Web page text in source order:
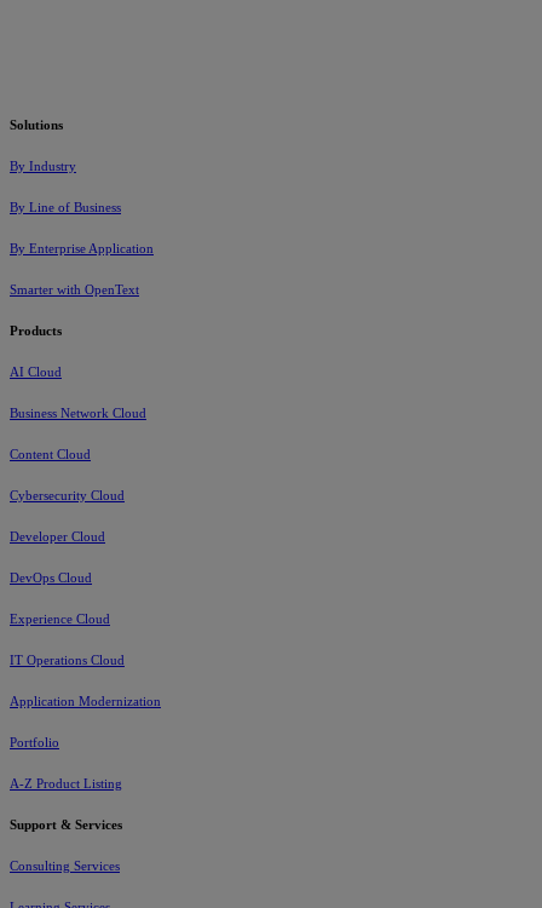
Solutions
By Industry
By Line of Business
By Enterprise Application
Smarter with OpenText
Products
AI Cloud
Business Network Cloud
Content Cloud
Cybersecurity Cloud
Developer Cloud
DevOps Cloud
Experience Cloud
IT Operations Cloud
Application Modernization
Portfolio
A-Z Product Listing
Support & Services
Consulting Services